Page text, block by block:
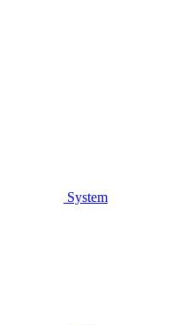
System